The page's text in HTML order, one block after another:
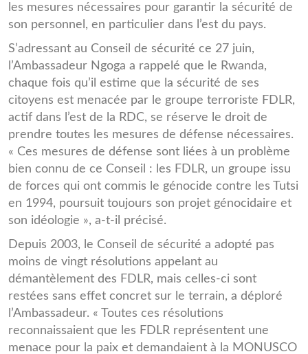
les mesures nécessaires pour garantir la sécurité de
son personnel, en particulier dans l’est du pays.
S’adressant au Conseil de sécurité ce 27 juin,
l’Ambassadeur Ngoga a rappelé que le Rwanda,
chaque fois qu’il estime que la sécurité de ses
citoyens est menacée par le groupe terroriste FDLR,
actif dans l’est de la RDC, se réserve le droit de
prendre toutes les mesures de défense nécessaires.
« Ces mesures de défense sont liées à un problème
bien connu de ce Conseil : les FDLR, un groupe issu
de forces qui ont commis le génocide contre les Tutsi
en 1994, poursuit toujours son projet génocidaire et
son idéologie », a-t-il précisé.
Depuis 2003, le Conseil de sécurité a adopté pas
moins de vingt résolutions appelant au
démantèlement des FDLR, mais celles-ci sont
restées sans effet concret sur le terrain, a déploré
l’Ambassadeur. « Toutes ces résolutions
reconnaissaient que les FDLR représentent une
menace pour la paix et demandaient à la MONUSCO